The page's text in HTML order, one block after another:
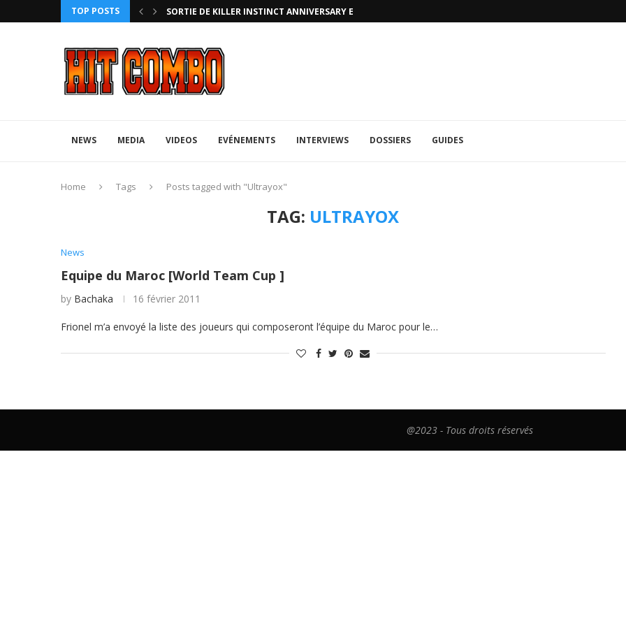
TOP POSTS
AVEC ROLLBACK... SORTIE DE KILLER INSTINCT ANNIVERSARY EDITION
NEWS MEDIA VIDEOS EVÉNEMENTS INTERVIEWS DOSSIERS GUIDES
Home Tags Posts tagged with "Ultrayox"
TAG: ULTRAYOX
News
Equipe du Maroc [World Team Cup ]
by Bachaka 16 février 2011
Frionel m’a envoyé la liste des joueurs qui composeront l’équipe du Maroc pour le…
@2023 - Tous droits réservés